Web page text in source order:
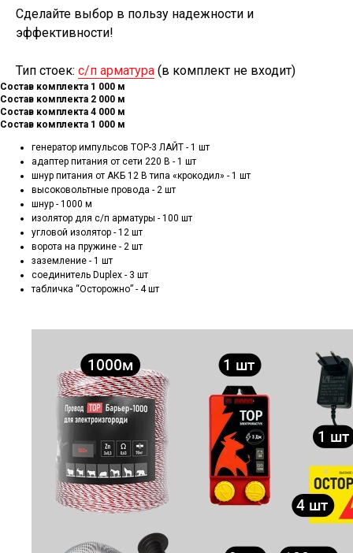
Сделайте выбор в пользу надежности и
эффективности!
Тип стоек: с/п арматура (в комплект не входит)
Состав комплекта 1 000 м
Состав комплекта 2 000 м
Состав комплекта 4 000 м
Состав комплекта 1 000 м
генератор импульсов ТОР-3 ЛАЙТ - 1 шт
адаптер питания от сети 220 В - 1 шт
шнур питания от АКБ 12 В типа «крокодил» - 1 шт
высоковольтные провода - 2 шт
шнур - 1000 м
изолятор для с/п арматуры - 100 шт
угловой изолятор - 12 шт
ворота на пружине - 2 шт
заземление - 1 шт
соединитель Duplex - 3 шт
табличка “Осторожно” - 4 шт